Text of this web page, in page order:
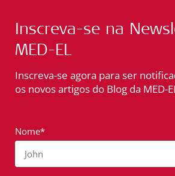
Inscreva-se na
MED-EL
Inscreva-se agora para ser
os novos artigos do Blog da MED-
Nome*
John